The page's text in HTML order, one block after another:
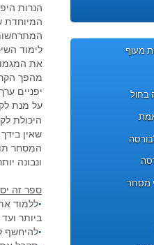
מעוף
בחול
אמת
מסחר
הנרות
המיוחדת
לימוד
את
מהפך
יפניים
על מנת
היכולת
שאין
המסחר
ונבונה
ספר זה
•ללמוד
ביותר
•להיחשף